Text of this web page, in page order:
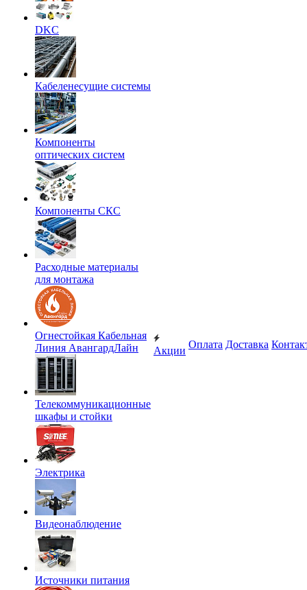
DKC
Кабеленесущие системы
Компоненты
оптических систем
Компоненты СКС
Расходные материалы
для монтажа
Огнестойкая Кабельная
Линия АвангардЛайн
Телекоммуникационные
шкафы и стойки
Электрика
Видеонаблюдение
Источники питания
Акции
Оплата Доставка